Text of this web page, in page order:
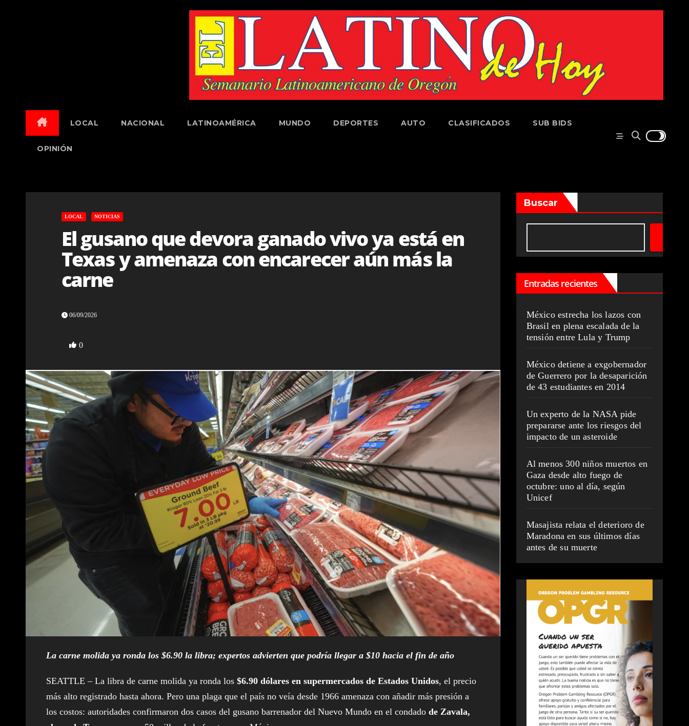
LOCAL NACIONAL LATINOAMÉRICA MUNDO DEPORTES AUTO CLASIFICADOS SUB BIDS
OPINIÓN
LOCAL NOTICIAS
El gusano que devora ganado vivo ya está en
Texas y amenaza con encarecer aún más la
carne
06/09/2026
0
La carne molida ya ronda los $6.90 la libra; expertos advierten que podría llegar a $10 hacia el fin de año
SEATTLE – La libra de carne molida ya ronda los $6.90 dólares en supermercados de Estados Unidos, el precio
más alto registrado hasta ahora. Pero una plaga que el país no veía desde 1966 amenaza con añadir más presión a
los costos: autoridades confirmaron dos casos del gusano barrenador del Nuevo Mundo en el condado de Zavala,
Buscar
Entradas recientes
México estrecha los lazos con
Brasil en plena escalada de la
tensión entre Lula y Trump
México detiene a exgobernador
de Guerrero por la desaparición
de 43 estudiantes en 2014
Un experto de la NASA pide
prepararse ante los riesgos del
impacto de un asteroide
Al menos 300 niños muertos en
Gaza desde alto fuego de
octubre: uno al día, según
Unicef
Masajista relata el deterioro de
Maradona en sus últimos días
antes de su muerte